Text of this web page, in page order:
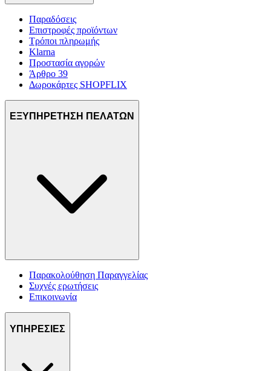
Παραδόσεις
Επιστροφές προϊόντων
Τρόποι πληρωμής
Klarna
Προστασία αγορών
Άρθρο 39
Δωροκάρτες SHOPFLIX
ΕΞΥΠΗΡΕΤΗΣΗ ΠΕΛΑΤΩΝ
Παρακολούθηση Παραγγελίας
Συχνές ερωτήσεις
Επικοινωνία
ΥΠΗΡΕΣΙΕΣ